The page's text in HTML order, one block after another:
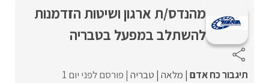
מהנדס/ת ארגון ושיטות הזדמנות
להשתלב במפעל בטבריה
תיגבור כח אדם מלאה טבריה פורסם לפני יום 1